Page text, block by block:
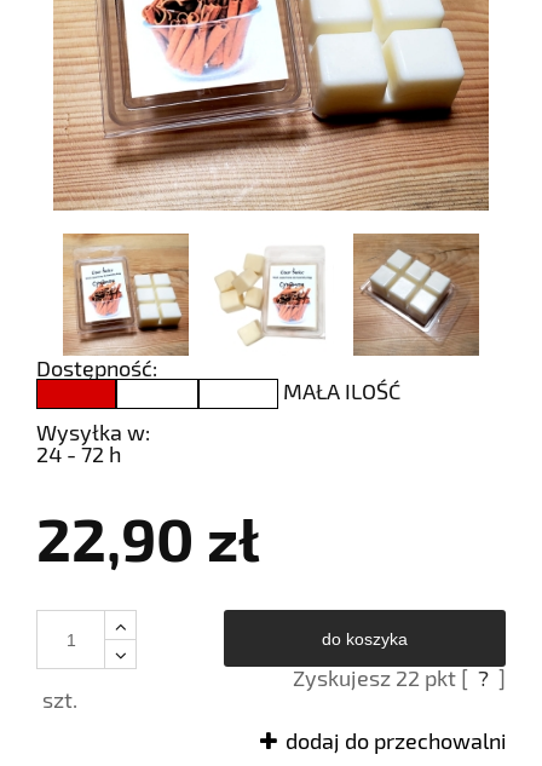
Dostępność:
MAŁA ILOŚĆ
Wysyłka w:
24 - 72 h
22,90 zł
szt.
do koszyka
Zyskujesz 22 pkt [ ? ]
dodaj do przechowalni